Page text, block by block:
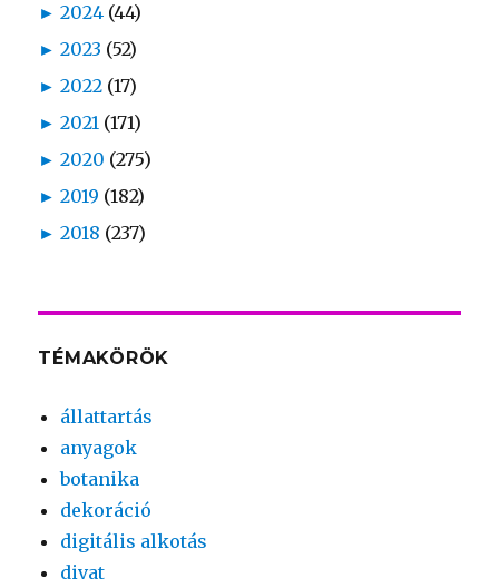
► 2024 (44)
► 2023 (52)
► 2022 (17)
► 2021 (171)
► 2020 (275)
► 2019 (182)
► 2018 (237)
TÉMAKÖRÖK
állattartás
anyagok
botanika
dekoráció
digitális alkotás
divat